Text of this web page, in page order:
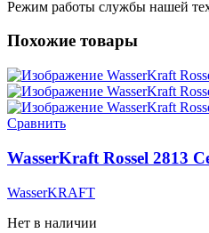
Режим работы службы нашей
Похожие товары
Сравнить
WasserKraft Rossel 2813
WasserKRAFT
Нет в наличии